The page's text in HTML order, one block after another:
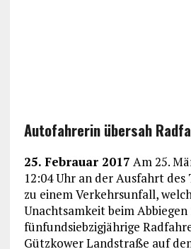
Autofahrerin übersah
25. Febrauar 2017 Am 25.
12:04 Uhr an der Ausfahrt
zu einem Verkehrsunfall,
Unachtsamkeit beim
fünfundsiebzigjährige
Gützkower Landstraße auf